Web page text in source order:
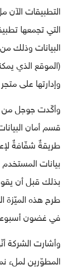
التطبيقات الآن
التي تجمعها
البيانات وذلك
(الموقع الذي
وإدارتها على
وأكّدت جوجل من
قسم أمان
طريقةٌ شفّافةٌ
بيانات
بذلك قبل أن
طرح هذه الميّزة
في غضون
وأشارت الشركة
المطوّرين لملء